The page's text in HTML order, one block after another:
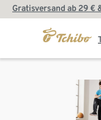
Gratisversand ab 29 €